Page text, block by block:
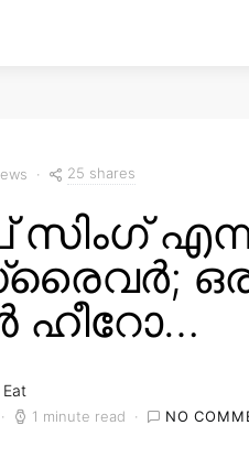
25 shares
എന്ന
ഹീറോ…
1 minute read NO